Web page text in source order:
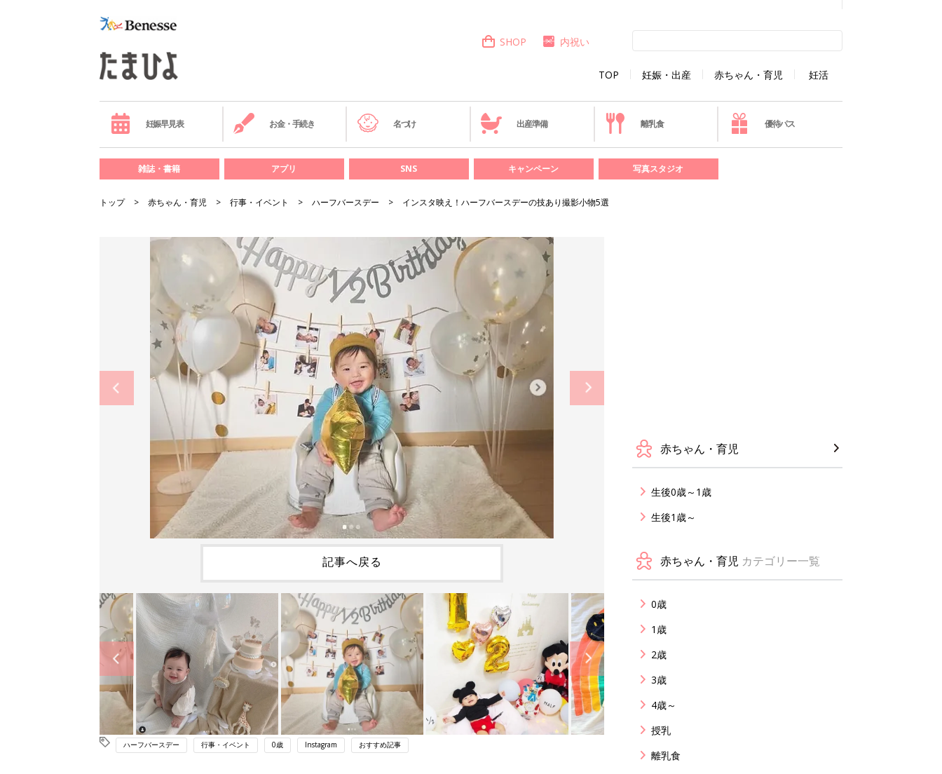
TOP 妊娠・出産 赤ちゃん・育児 妊活
SHOP 内祝い
妊娠早見表 お金・手続き 名づけ 出産準備 離乳食 優待パス
雑誌・書籍 アプリ SNS キャンペーン 写真スタジオ
トップ 赤ちゃん・育児 行事・イベント ハーフバースデー インスタ映え！ハーフバースデーの技あり撮影小物5選
記事へ戻る
ハーフバースデー 行事・イベント 0歳 Instagram おすすめ記事
赤ちゃん・育児
生後0歳～1歳
生後1歳～
赤ちゃん・育児 カテゴリー一覧
0歳
1歳
2歳
3歳
4歳～
授乳
離乳食